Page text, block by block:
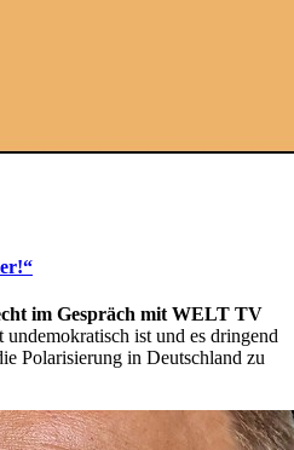
im Gespräch mit WELT TV
ist und es dringend
Polarisierung in Deutschland zu